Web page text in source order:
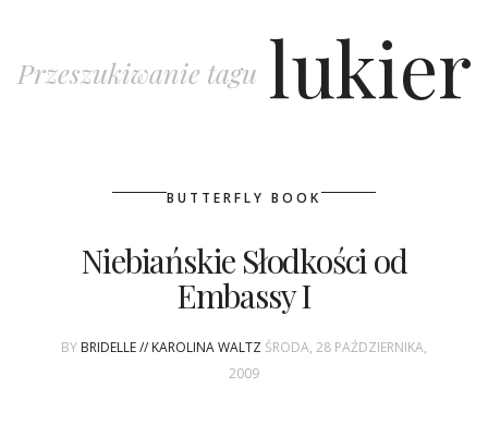
WASZE ŚLUBY
Przeszukiwanie tagu lukier
BUTTERFLY BOOK
Niebiańskie Słodkości od
Embassy I
BY BRIDELLE // KAROLINA WALTZ ŚRODA, 28 PAŹDZIERNIKA,
2009